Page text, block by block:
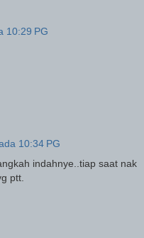
10:29 PG
10:34 PG
indahnye..tiap saat nak
ptt.